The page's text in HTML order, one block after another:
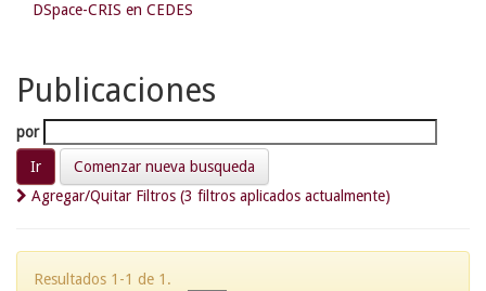
DSpace-CRIS en CEDES
Publicaciones
por
Comenzar nueva busqueda
Agregar/Quitar Filtros (3 filtros aplicados actualmente)
Resultados 1-1 de 1.